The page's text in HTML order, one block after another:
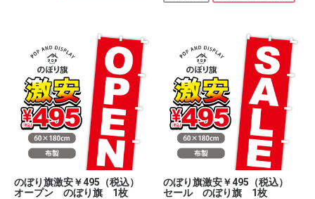
のぼり旗激安￥495（税込）
オープン のぼり旗 1枚
のぼり旗激安￥495（税込）
セール のぼり旗 1枚